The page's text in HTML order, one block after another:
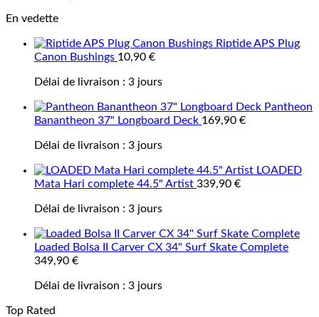
En vedette
Riptide APS Plug
Canon Bushings 10,90 €
Délai de livraison : 3 jours
Pantheon
Banantheon 37" Longboard Deck 169,90 €
Délai de livraison : 3 jours
LOADED
Mata Hari complete 44.5" Artist 339,90 €
Délai de livraison : 3 jours
Loaded Bolsa II Carver CX 34" Surf Skate Complete
349,90 €
Délai de livraison : 3 jours
Top Rated